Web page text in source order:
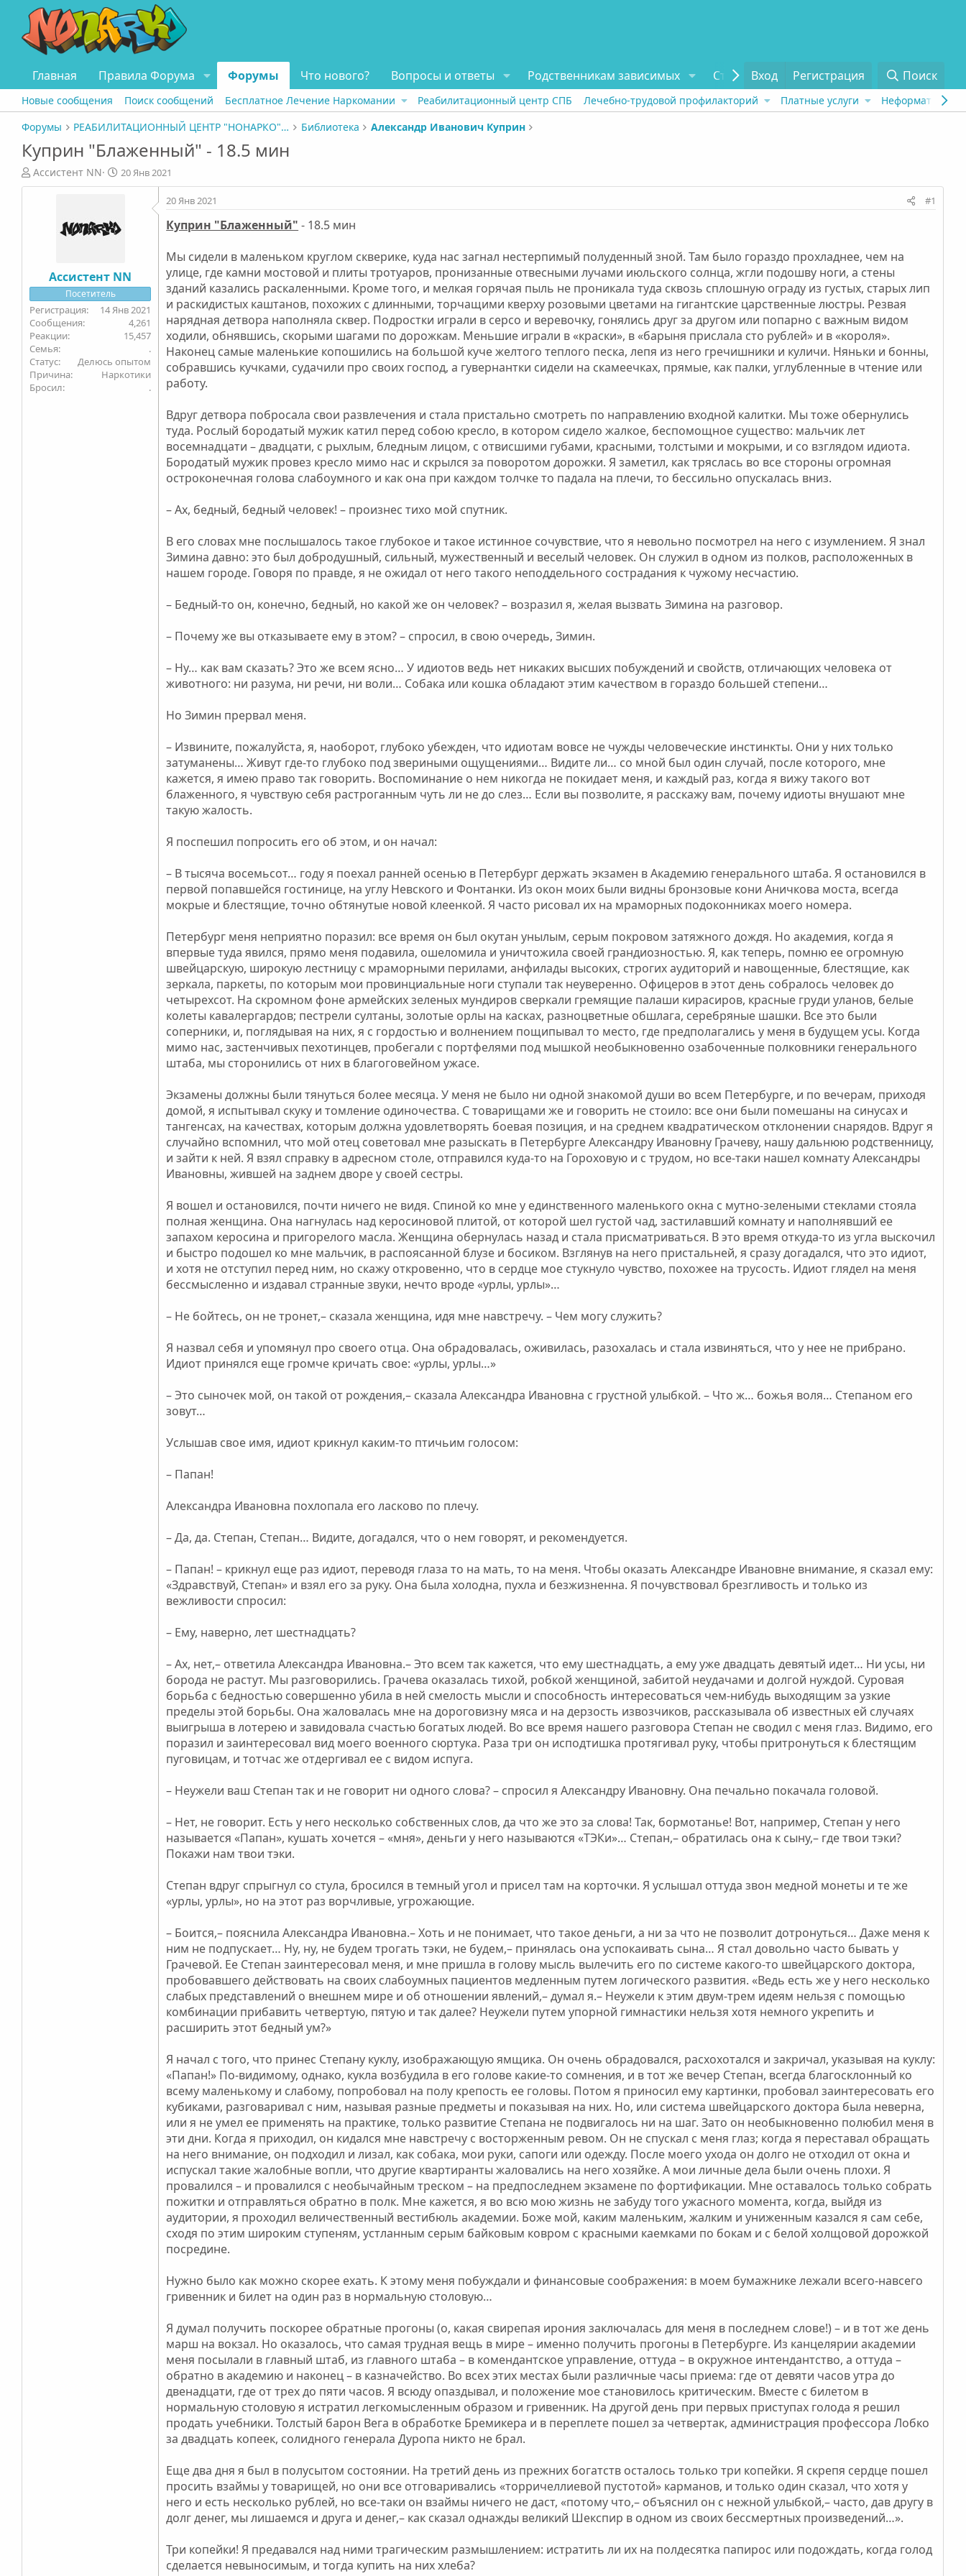
Главная Правила Форума Форумы Что нового? Вопросы и ответы Родственникам зависимых Статьи Отзывы О проекте
Вход Регистрация Поиск
Новые сообщения Поиск сообщений Бесплатное Лечение Наркомании Реабилитационный центр СПБ Лечебно-трудовой профилакторий Платные услуги Неформат
Форумы
РЕАБИЛИТАЦИОННЫЙ ЦЕНТР "НОНАРКО" СПБ Библиотека Александр Иванович Куприн
Куприн "Блаженный" - 18.5 мин
А
в
Ассистент NN
Д
а
н
л
20 Янв 2021
Ассистент NN
Посетитель
14 Янв 2021
4,261
15,457
Семья
.
Статус
Делюсь опытом
Причина
Наркотики
Бросил
.
20 Янв 2021 #1
Куприн "Блаженный" - 18.5 мин
Мы сидели в маленьком круглом скверике, куда нас загнал нестерпимый полуденный зной. Там было гораздо прохладнее, чем на
улице, где камни мостовой и плиты тротуаров, пронизанные отвесными лучами июльского солнца, жгли подошву ноги, а стены
зданий казались раскаленными. Кроме того, и мелкая горячая пыль не проникала туда сквозь сплошную ограду из густых, старых лип
и раскидистых каштанов, похожих с длинными, торчащими кверху розовыми цветами на гигантские царственные люстры. Резвая
нарядная детвора наполняла сквер. Подростки играли в серсо и веревочку, гонялись друг за другом или попарно с важным видом
ходили, обнявшись, скорыми шагами по дорожкам. Меньшие играли в «краски», в «барыня прислала сто рублей» и в «короля».
Наконец самые маленькие копошились на большой куче желтого теплого песка, лепя из него гречишники и куличи. Няньки и бонны,
собравшись кучками, судачили про своих господ, а гувернантки сидели на скамеечках, прямые, как палки, углубленные в чтение или
работу.
Вдруг детвора побросала свои развлечения и стала пристально смотреть по направлению входной калитки. Мы тоже обернулись
туда. Рослый бородатый мужик катил перед собою кресло, в котором сидело жалкое, беспомощное существо: мальчик лет
восемнадцати – двадцати, с рыхлым, бледным лицом, с отвисшими губами, красными, толстыми и мокрыми, и со взглядом идиота.
Бородатый мужик провез кресло мимо нас и скрылся за поворотом дорожки. Я заметил, как тряслась во все стороны огромная
остроконечная голова слабоумного и как она при каждом толчке то падала на плечи, то бессильно опускалась вниз.
– Ах, бедный, бедный человек! – произнес тихо мой спутник.
В его словах мне послышалось такое глубокое и такое истинное сочувствие, что я невольно посмотрел на него с изумлением. Я знал
Зимина давно: это был добродушный, сильный, мужественный и веселый человек. Он служил в одном из полков, расположенных в
нашем городе. Говоря по правде, я не ожидал от него такого неподдельного сострадания к чужому несчастию.
– Бедный-то он, конечно, бедный, но какой же он человек? – возразил я, желая вызвать Зимина на разговор.
– Почему же вы отказываете ему в этом? – спросил, в свою очередь, Зимин.
– Ну… как вам сказать? Это же всем ясно… У идиотов ведь нет никаких высших побуждений и свойств, отличающих человека от
животного: ни разума, ни речи, ни воли… Собака или кошка обладают этим качеством в гораздо большей степени…
Но Зимин прервал меня.
– Извините, пожалуйста, я, наоборот, глубоко убежден, что идиотам вовсе не чужды человеческие инстинкты. Они у них только
затуманены… Живут где-то глубоко под звериными ощущениями… Видите ли… со мной был один случай, после которого, мне
кажется, я имею право так говорить. Воспоминание о нем никогда не покидает меня, и каждый раз, когда я вижу такого вот
блаженного, я чувствую себя растроганным чуть ли не до слез… Если вы позволите, я расскажу вам, почему идиоты внушают мне
такую жалость.
Я поспешил попросить его об этом, и он начал:
– В тысяча восемьсот… году я поехал ранней осенью в Петербург держать экзамен в Академию генерального штаба. Я остановился в
первой попавшейся гостинице, на углу Невского и Фонтанки. Из окон моих были видны бронзовые кони Аничкова моста, всегда
мокрые и блестящие, точно обтянутые новой клеенкой. Я часто рисовал их на мраморных подоконниках моего номера.
Петербург меня неприятно поразил: все время он был окутан унылым, серым покровом затяжного дождя. Но академия, когда я
впервые туда явился, прямо меня подавила, ошеломила и уничтожила своей грандиозностью. Я, как теперь, помню ее огромную
швейцарскую, широкую лестницу с мраморными перилами, анфилады высоких, строгих аудиторий и навощенные, блестящие, как
зеркала, паркеты, по которым мои провинциальные ноги ступали так неуверенно. Офицеров в этот день собралось человек до
четырехсот. На скромном фоне армейских зеленых мундиров сверкали гремящие палаши кирасиров, красные груди уланов, белые
колеты кавалергардов; пестрели султаны, золотые орлы на касках, разноцветные обшлага, серебряные шашки. Все это были
соперники, и, поглядывая на них, я с гордостью и волнением пощипывал то место, где предполагались у меня в будущем усы. Когда
мимо нас, застенчивых пехотинцев, пробегали с портфелями под мышкой необыкновенно озабоченные полковники генерального
штаба, мы сторонились от них в благоговейном ужасе.
Экзамены должны были тянуться более месяца. У меня не было ни одной знакомой души во всем Петербурге, и по вечерам, приходя
домой, я испытывал скуку и томление одиночества. С товарищами же и говорить не стоило: все они были помешаны на синусах и
тангенсах, на качествах, которым должна удовлетворять боевая позиция, и на среднем квадратическом отклонении снарядов. Вдруг я
случайно вспомнил, что мой отец советовал мне разыскать в Петербурге Александру Ивановну Грачеву, нашу дальнюю родственницу,
и зайти к ней. Я взял справку в адресном столе, отправился куда-то на Гороховую и с трудом, но все-таки нашел комнату Александры
Ивановны, жившей на заднем дворе у своей сестры.
Я вошел и остановился, почти ничего не видя. Спиной ко мне у единственного маленького окна с мутно-зелеными стеклами стояла
полная женщина. Она нагнулась над керосиновой плитой, от которой шел густой чад, застилавший комнату и наполнявший ее
запахом керосина и пригорелого масла. Женщина обернулась назад и стала присматриваться. В это время откуда-то из угла выскочил
и быстро подошел ко мне мальчик, в распоясанной блузе и босиком. Взглянув на него пристальней, я сразу догадался, что это идиот,
и хотя не отступил перед ним, но скажу откровенно, что в сердце мое стукнуло чувство, похожее на трусость. Идиот глядел на меня
бессмысленно и издавал странные звуки, нечто вроде «урлы, урлы»…
– Не бойтесь, он не тронет,– сказала женщина, идя мне навстречу. – Чем могу служить?
Я назвал себя и упомянул про своего отца. Она обрадовалась, оживилась, разохалась и стала извиняться, что у нее не прибрано.
Идиот принялся еще громче кричать свое: «урлы, урлы…»
– Это сыночек мой, он такой от рождения,– сказала Александра Ивановна с грустной улыбкой. – Что ж… божья воля… Степаном его
зовут…
Услышав свое имя, идиот крикнул каким-то птичьим голосом:
– Папан!
Александра Ивановна похлопала его ласково по плечу.
– Да, да. Степан, Степан… Видите, догадался, что о нем говорят, и рекомендуется.
– Папан! – крикнул еще раз идиот, переводя глаза то на мать, то на меня. Чтобы оказать Александре Ивановне внимание, я сказал ему:
«Здравствуй, Степан» и взял его за руку. Она была холодна, пухла и безжизненна. Я почувствовал брезгливость и только из
вежливости спросил:
– Ему, наверно, лет шестнадцать?
– Ах, нет,– ответила Александра Ивановна.– Это всем так кажется, что ему шестнадцать, а ему уже двадцать девятый идет… Ни усы, ни
борода не растут. Мы разговорились. Грачева оказалась тихой, робкой женщиной, забитой неудачами и долгой нуждой. Суровая
борьба с бедностью совершенно убила в ней смелость мысли и способность интересоваться чем-нибудь выходящим за узкие
пределы этой борьбы. Она жаловалась мне на дороговизну мяса и на дерзость извозчиков, рассказывала об известных ей случаях
выигрыша в лотерею и завидовала счастью богатых людей. Во все время нашего разговора Степан не сводил с меня глаз. Видимо, его
поразил и заинтересовал вид моего военного сюртука. Раза три он исподтишка протягивал руку, чтобы притронуться к блестящим
пуговицам, и тотчас же отдергивал ее с видом испуга.
– Неужели ваш Степан так и не говорит ни одного слова? – спросил я Александру Ивановну. Она печально покачала головой.
– Нет, не говорит. Есть у него несколько собственных слов, да что же это за слова! Так, бормотанье! Вот, например, Степан у него
называется «Папан», кушать хочется – «мня», деньги у него называются «ТЭКи»… Степан,– обратилась она к сыну,– где твои тэки?
Покажи нам твои тэки.
Степан вдруг спрыгнул со стула, бросился в темный угол и присел там на корточки. Я услышал оттуда звон медной монеты и те же
«урлы, урлы», но на этот раз ворчливые, угрожающие.
– Боится,– пояснила Александра Ивановна.– Хоть и не понимает, что такое деньги, а ни за что не позволит дотронуться… Даже меня к
ним не подпускает… Ну, ну, не будем трогать тэки, не будем,– принялась она успокаивать сына… Я стал довольно часто бывать у
Грачевой. Ее Степан заинтересовал меня, и мне пришла в голову мысль вылечить его по системе какого-то швейцарского доктора,
пробовавшего действовать на своих слабоумных пациентов медленным путем логического развития. «Ведь есть же у него несколько
слабых представлений о внешнем мире и об отношении явлений,– думал я.– Неужели к этим двум-трем идеям нельзя с помощью
комбинации прибавить четвертую, пятую и так далее? Неужели путем упорной гимнастики нельзя хотя немного укрепить и
расширить этот бедный ум?»
Я начал с того, что принес Степану куклу, изображающую ямщика. Он очень обрадовался, расхохотался и закричал, указывая на куклу:
«Папан!» По-видимому, однако, кукла возбудила в его голове какие-то сомнения, и в тот же вечер Степан, всегда благосклонный ко
всему маленькому и слабому, попробовал на полу крепость ее головы. Потом я приносил ему картинки, пробовал заинтересовать его
кубиками, разговаривал с ним, называя разные предметы и показывая на них. Но, или система швейцарского доктора была неверна,
или я не умел ее применять на практике, только развитие Степана не подвигалось ни на шаг. Зато он необыкновенно полюбил меня в
эти дни. Когда я приходил, он кидался мне навстречу с восторженным ревом. Он не спускал с меня глаз; когда я переставал обращать
на него внимание, он подходил и лизал, как собака, мои руки, сапоги или одежду. После моего ухода он долго не отходил от окна и
испускал такие жалобные вопли, что другие квартиранты жаловались на него хозяйке. А мои личные дела были очень плохи. Я
провалился – и провалился с необычайным треском – на предпоследнем экзамене по фортификации. Мне оставалось только собрать
пожитки и отправляться обратно в полк. Мне кажется, я во всю мою жизнь не забуду того ужасного момента, когда, выйдя из
аудитории, я проходил величественный вестибюль академии. Боже мой, каким маленьким, жалким и униженным казался я сам себе,
сходя по этим широким ступеням, устланным серым байковым ковром с красными каемками по бокам и с белой холщовой дорожкой
посредине.
Нужно было как можно скорее ехать. К этому меня побуждали и финансовые соображения: в моем бумажнике лежали всего-навсего
гривенник и билет на один раз в нормальную столовую…
Я думал получить поскорее обратные прогоны (о, какая свирепая ирония заключалась для меня в последнем слове!) – и в тот же день
марш на вокзал. Но оказалось, что самая трудная вещь в мире – именно получить прогоны в Петербурге. Из канцелярии академии
меня посылали в главный штаб, из главного штаба – в комендантское управление, оттуда – в окружное интендантство, а оттуда –
обратно в академию и наконец – в казначейство. Во всех этих местах были различные часы приема: где от девяти часов утра до
двенадцати, где от трех до пяти часов. Я всюду опаздывал, и положение мое становилось критическим. Вместе с билетом в
нормальную столовую я истратил легкомысленным образом и гривенник. На другой день при первых приступах голода я решил
продать учебники. Толстый барон Вега в обработке Бремикера и в переплете пошел за четвертак, администрация профессора Лобко
за двадцать копеек, солидного генерала Дуропа никто не брал.
Еще два дня я был в полусытом состоянии. На третий день из прежних богатств осталось только три копейки. Я скрепя сердце пошел
просить взаймы у товарищей, но они все отговаривались «торричеллиевой пустотой» карманов, и только один сказал, что хотя у
него и есть несколько рублей, но все-таки он взаймы ничего не даст, «потому что,– объяснил он с нежной улыбкой,– часто, дав другу в
долг денег, мы лишаемся и друга и денег,– как сказал однажды великий Шекспир в одном из своих бессмертных произведений…».
Три копейки! Я предавался над ними трагическим размышлением: истратить ли их на полдесятка папирос или подождать, когда голод
сделается невыносимым, и тогда купить на них хлеба?